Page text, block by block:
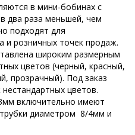
в мини-бобинах с
два раза меньшей, чем
подходят для
и розничных точек продаж.
широким размерным
цветов (черный, красный,
прозрачный). Под заказ
цветов.
включительно имеют
диаметром 8/4мм и